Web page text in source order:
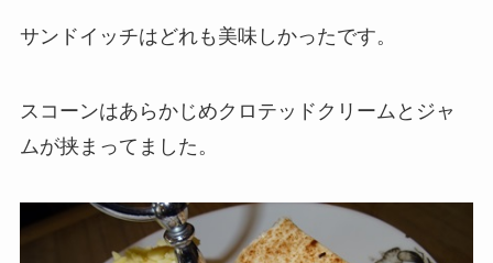
サンドイッチはどれも美味しかったです。
スコーンはあらかじめクロテッドクリームとジャ
ムが挟まってました。